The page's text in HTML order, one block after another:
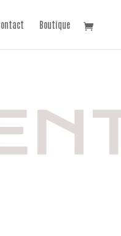
Boutique